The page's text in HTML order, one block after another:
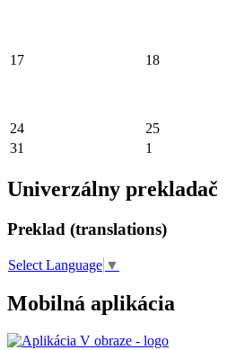
17 18
24 25
31
1
Univerzálny prekladač
Preklad (translations)
Select Language ▼
Mobilná aplikácia